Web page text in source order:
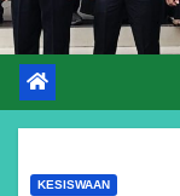
KESISWAAN